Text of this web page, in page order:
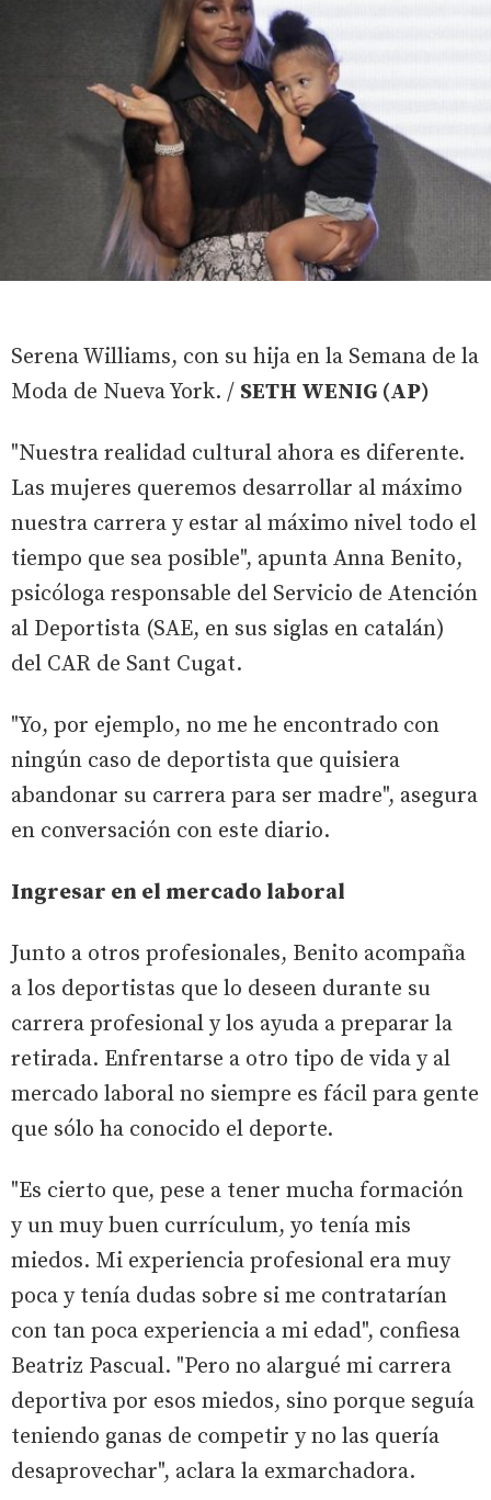
Serena Williams, con su hija en la Semana de la
Moda de Nueva York. / SETH WENIG (AP)
"Nuestra realidad cultural ahora es diferente.
Las mujeres queremos desarrollar al máximo
nuestra carrera y estar al máximo nivel todo el
tiempo que sea posible", apunta Anna Benito,
psicóloga responsable del Servicio de Atención
al Deportista (SAE, en sus siglas en catalán)
del CAR de Sant Cugat.
"Yo, por ejemplo, no me he encontrado con
ningún caso de deportista que quisiera
abandonar su carrera para ser madre", asegura
en conversación con este diario.
Ingresar en el mercado laboral
Junto a otros profesionales, Benito acompaña
a los deportistas que lo deseen durante su
carrera profesional y los ayuda a preparar la
retirada. Enfrentarse a otro tipo de vida y al
mercado laboral no siempre es fácil para gente
que sólo ha conocido el deporte.
"Es cierto que, pese a tener mucha formación
y un muy buen currículum, yo tenía mis
miedos. Mi experiencia profesional era muy
poca y tenía dudas sobre si me contratarían
con tan poca experiencia a mi edad", confiesa
Beatriz Pascual. "Pero no alargué mi carrera
deportiva por esos miedos, sino porque seguía
teniendo ganas de competir y no las quería
desaprovechar", aclara la exmarchadora.